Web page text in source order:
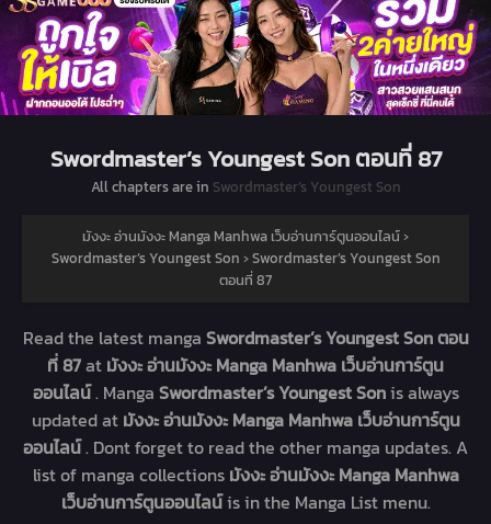
Swordmaster’s Youngest Son ตอนที่ 87
All chapters are in Swordmaster’s Youngest Son
มังงะ อ่านมังงะ Manga Manhwa เว็บอ่านการ์ตูนออนไลน์›
Swordmaster’s Youngest Son ›Swordmaster’s Youngest Son
ตอนที่ 87
Read the latest manga Swordmaster’s Youngest Son ตอน
ที่ 87at มังงะ อ่านมังงะ Manga Manhwa เว็บอ่านการ์ตูน
ออนไลน์. Manga Swordmaster’s Youngest Sonis always
updated at มังงะ อ่านมังงะ Manga Manhwa เว็บอ่านการ์ตูน
ออนไลน์. Dont forget to read the other manga updates. A
list of manga collections มังงะ อ่านมังงะ Manga Manhwa
เว็บอ่านการ์ตูนออนไลน์is in the Manga List menu.